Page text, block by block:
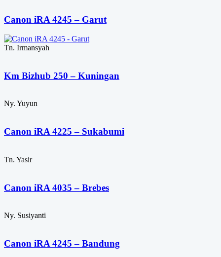
Canon iRA 4245 – Garut
Tn. Irmansyah
Km Bizhub 250 – Kuningan
Ny. Yuyun
Canon iRA 4225 – Sukabumi
Tn. Yasir
Canon iRA 4035 – Brebes
Ny. Susiyanti
Canon iRA 4245 – Bandung